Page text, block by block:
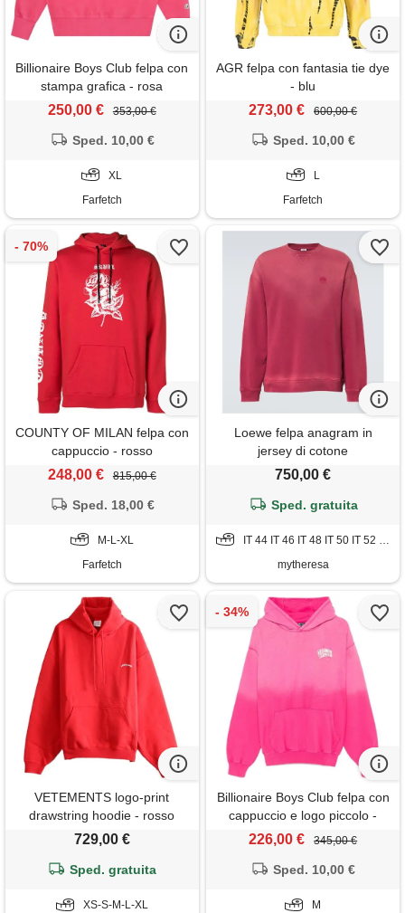
Billionaire Boys Club felpa con
stampa grafica - rosa
250,00 € 353,00 €
Sped. 10,00 €
XL
Farfetch
AGR felpa con fantasia tie dye
- blu
273,00 € 600,00 €
Sped. 10,00 €
L
Farfetch
COUNTY OF MILAN felpa con
cappuccio - rosso
248,00 € 815,00 €
Sped. 18,00 €
M-L-XL
Farfetch
Loewe felpa anagram in
jersey di cotone
750,00 €
Sped. gratuita
IT 44 IT 46 IT 48 IT 50 IT 52 IT 54
mytheresa
VETEMENTS logo-print
drawstring hoodie - rosso
729,00 €
Sped. gratuita
XS-S-M-L-XL
Billionaire Boys Club felpa con
cappuccio e logo piccolo -
rosa
226,00 € 345,00 €
Sped. 10,00 €
M